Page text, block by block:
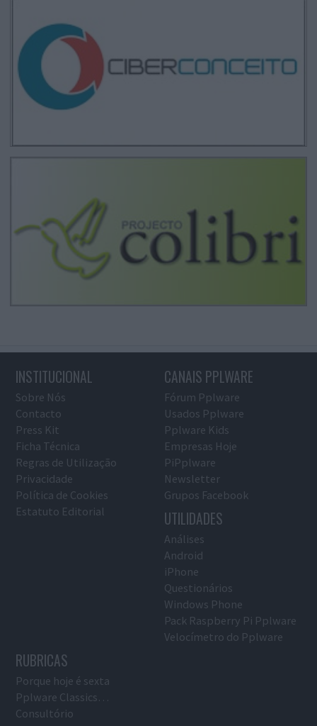
INSTITUCIONAL
Sobre Nós
Contacto
Press Kit
Ficha Técnica
Regras de Utilização
Privacidade
Política de Cookies
Estatuto Editorial
CANAIS PPLWARE
Fórum Pplware
Usados Pplware
Pplware Kids
Empresas Hoje
PiPplware
Newsletter
Grupos Facebook
UTILIDADES
Análises
Android
iPhone
Questionários
Windows Phone
Pack Raspberry Pi Pplware
Velocímetro do Pplware
RUBRICAS
Porque hoje é sexta
Pplware Classics…
Consultório